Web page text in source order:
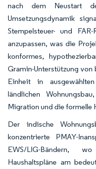
nach dem Neustart
Umsetzungsdynamik
Stempelsteuer- und
anzupassen, was die
konformes,
Gramin-Unterstützung von
Einheit in
ländlichen
Migration und die formelle
Der indische
konzentrierte PMAY-
EWS/LIG-Bändern,
Haushaltspläne am